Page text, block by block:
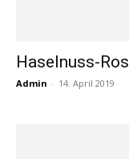
Haselnuss-
Admin - 14. April 2019